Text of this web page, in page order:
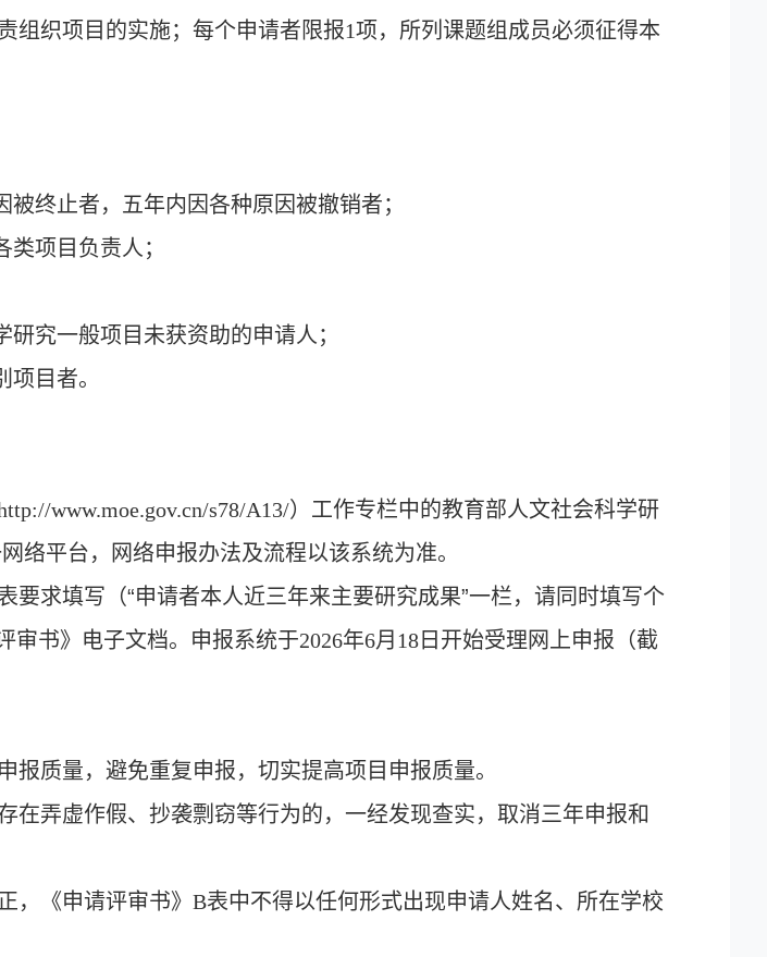
组织项目的实施；每个申请者限报1项，所列课题组成员必须征得本
终止者，五年内因各种原因被撤销者；
项目负责人；
究一般项目未获资助的申请人；
目者。
www.moe.gov.cn/s78/A13/）工作专栏中的教育部人文社会科学研
络平台，网络申报办法及流程以该系统为准。
要求填写（“申请者本人近三年来主要研究成果”一栏，请同时填写个
审书》电子文档。申报系统于2026年6月 18日开始受理网上申报（截
报质量，避免重复申报，切实提高项目申报质量。
在弄虚作假、抄袭剽窃等行为的，一经发现查实，取消三年申报和
，《申请评审书》B表中不得以任何形式出现申请人姓名、所在学校